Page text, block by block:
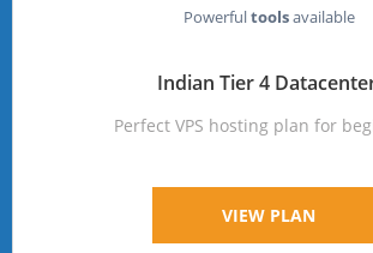
Powerfultoolsavailable
Indian Tier 4
Perfect VPS hosting plan for
VIEW PLAN